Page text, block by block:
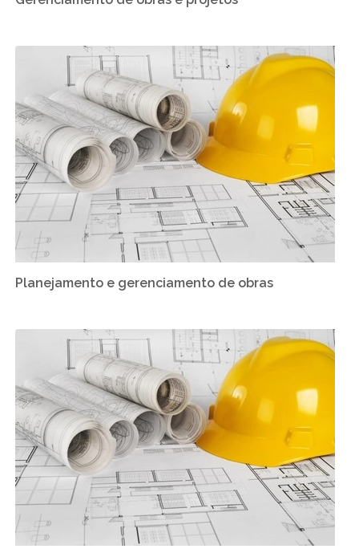
Planejamento e gerenciamento de obras